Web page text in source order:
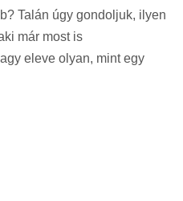
Talán úgy gondoljuk, ilyen
már most is
eleve olyan, mint egy